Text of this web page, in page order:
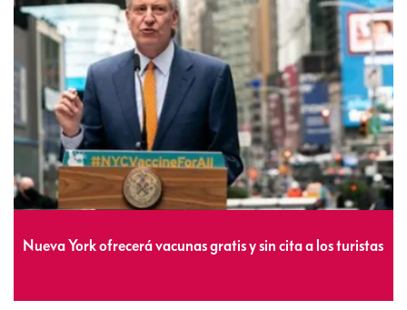
Nueva York ofrecerá vacunas gratis y sin cita a los turistas